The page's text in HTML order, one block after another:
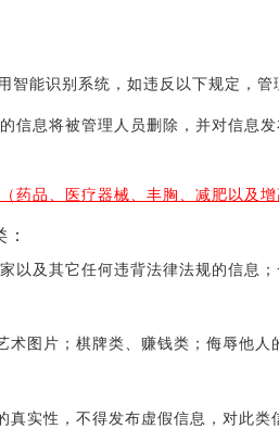
能识别系统，如违反以下规定，管
息将被管理人员删除，并对信息
药品、医疗器械、丰胸、减肥以及
及其它任何违背法律法规的信息
图片；棋牌类、赚钱类；侮辱他人
实性，不得发布虚假信息，对此类